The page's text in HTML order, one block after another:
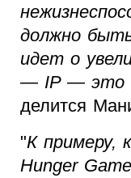
должно
идет о
— IP — это
делится
"К примеру,
Hunger